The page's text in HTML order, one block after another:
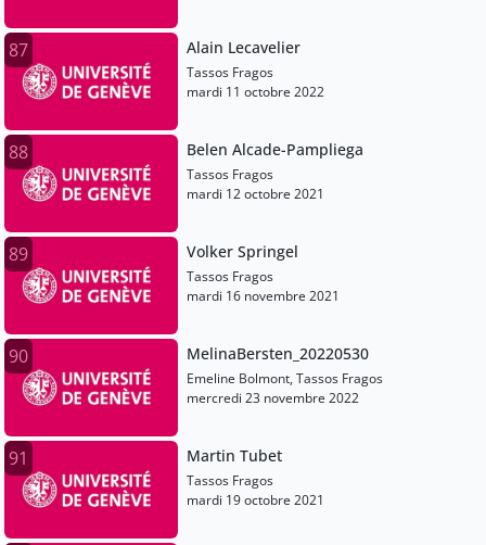
87 Alain Lecavelier
Tassos Fragos
mardi 11 octobre 2022
88 Belen Alcade-Pampliega
Tassos Fragos
mardi 12 octobre 2021
89 Volker Springel
Tassos Fragos
mardi 16 novembre 2021
90 MelinaBersten_20220530
Emeline Bolmont, Tassos Fragos
mercredi 23 novembre 2022
91 Martin Tubet
Tassos Fragos
mardi 19 octobre 2021